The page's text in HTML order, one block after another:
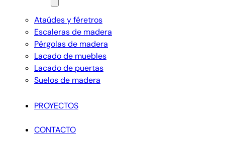
Ataúdes y féretros
Escaleras de madera
Pérgolas de madera
Lacado de muebles
Lacado de puertas
Suelos de madera
PROYECTOS
CONTACTO